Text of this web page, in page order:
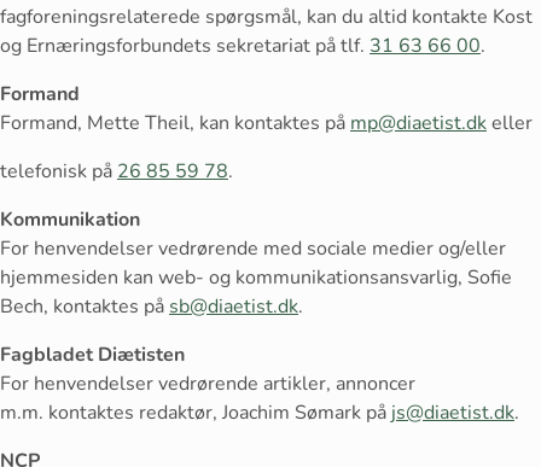
fagforeningsrelaterede spørgsmål, kan du altid kontakte Kost
og Ernæringsforbundets sekretariat på tlf. 31 63 66 00.
Formand
Formand, Mette Theil, kan kontaktes på mp@diaetist.dkeller
telefonisk på 26 85 59 78.
Kommunikation
For henvendelser vedrørende med sociale medier og/eller
hjemmesiden kan web- og kommunikationsansvarlig, Sofie
Bech, kontaktes på sb@diaetist.dk.
Fagbladet Diætisten
For henvendelser vedrørende artikler, annoncer
m.m. kontaktes redaktør, Joachim Sømark på js@diaetist.dk.
NCP